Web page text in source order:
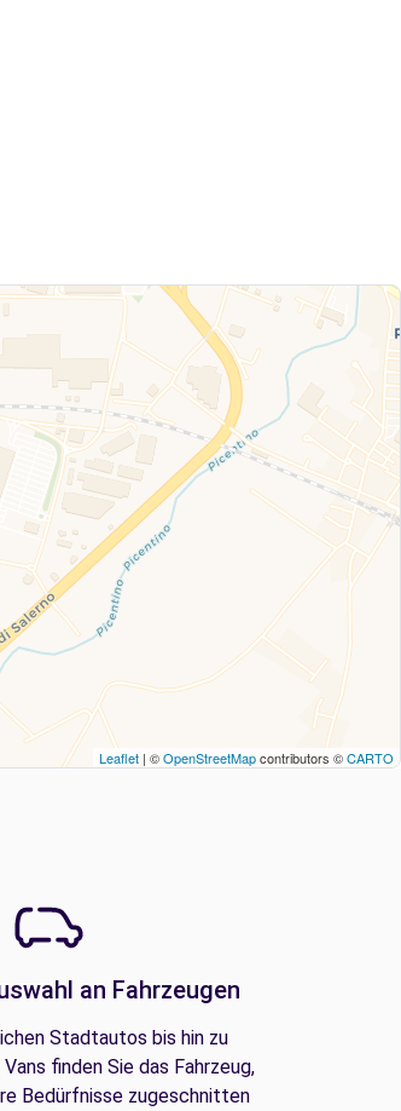
Leaflet | ©OpenStreetMapcontributors ©CARTO
an Fahrzeugen
Stadtautos bis hin zu
finden Sie das Fahrzeug,
Bedürfnisse zugeschnitten